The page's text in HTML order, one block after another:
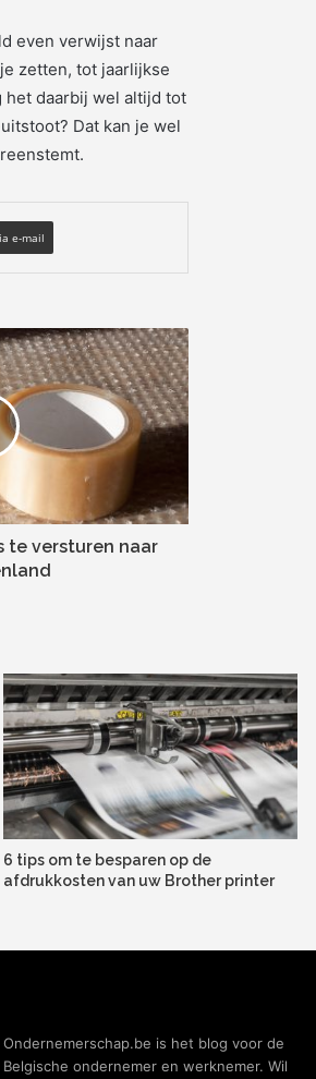
even verwijst naar
zetten, tot jaarlijkse
het daarbij wel altijd tot
Dat kan je wel
e-mail
te versturen naar
6 tips om te besparen op de
afdrukkosten van uw Brother printer
Ondernemerschap.be is het blog voor de
Belgische ondernemer en werknemer. Wil